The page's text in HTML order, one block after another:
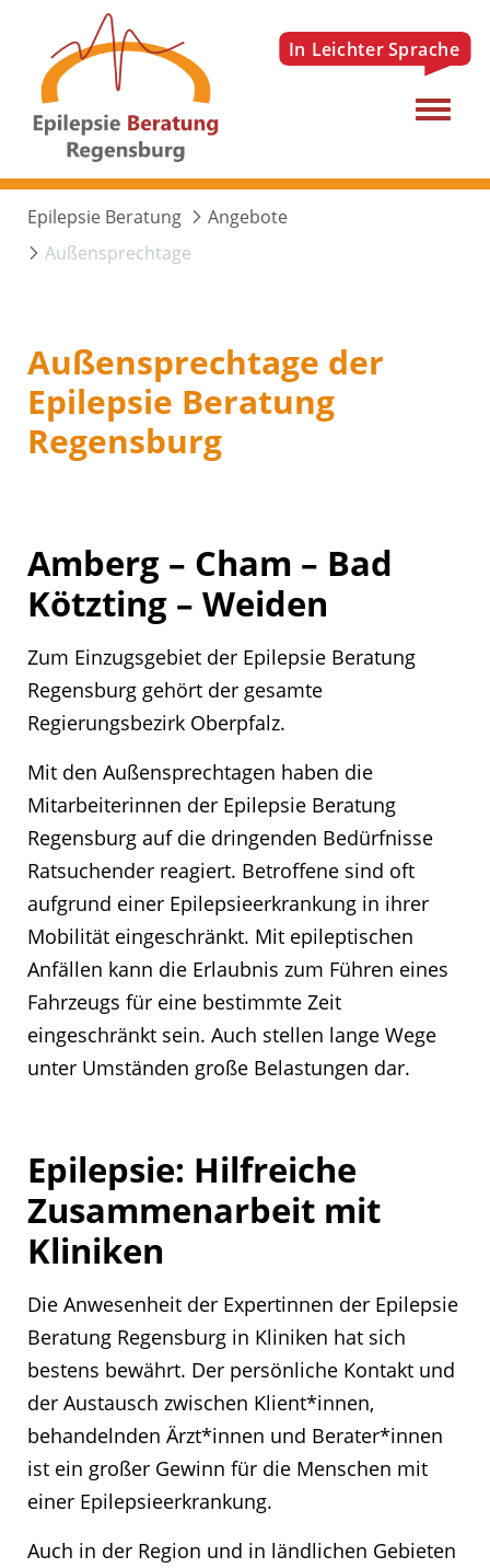
Menu
Epilepsie Beratung
Angebote
Außensprechtage
Außensprechtage der
Epilepsie Beratung
Regensburg
Amberg – Cham – Bad
Kötzting – Weiden
Zum Einzugsgebiet der Epilepsie Beratung
Regensburg gehört der gesamte
Regierungsbezirk Oberpfalz.
Mit den Außensprechtagen haben die
Mitarbeiterinnen der Epilepsie Beratung
Regensburg auf die dringenden Bedürfnisse
Ratsuchender reagiert. Betroffene sind oft
aufgrund einer Epilepsieerkrankung in ihrer
Mobilität eingeschränkt. Mit epileptischen
Anfällen kann die Erlaubnis zum Führen eines
Fahrzeugs für eine bestimmte Zeit
eingeschränkt sein. Auch stellen lange Wege
unter Umständen große Belastungen dar.
Epilepsie: Hilfreiche
Zusammenarbeit mit
Kliniken
Die Anwesenheit der Expertinnen der Epilepsie
Beratung Regensburg in Kliniken hat sich
bestens bewährt. Der persönliche Kontakt und
der Austausch zwischen Klient*innen,
behandelnden Ärzt*innen und Berater*innen
ist ein großer Gewinn für die Menschen mit
einer Epilepsieerkrankung.
Auch in der Region und in ländlichen Gebieten